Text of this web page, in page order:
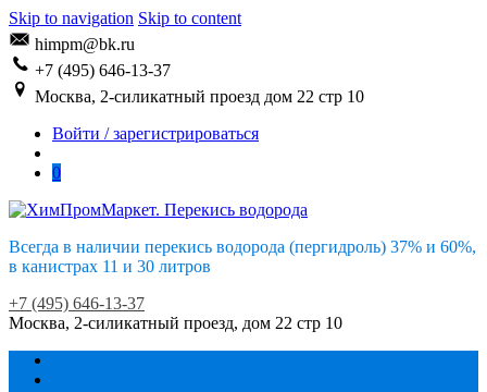
Skip to navigation Skip to content
himpm@bk.ru
+7 (495) 646-13-37
Москва, 2-силикатный проезд дом 22 стр 10
Войти / зарегистрироваться
0
Всегда в наличии перекись водорода (пергидроль) 37% и 60%,
в канистрах 11 и 30 литров
+7 (495) 646-13-37
Москва, 2-силикатный проезд, дом 22 стр 10